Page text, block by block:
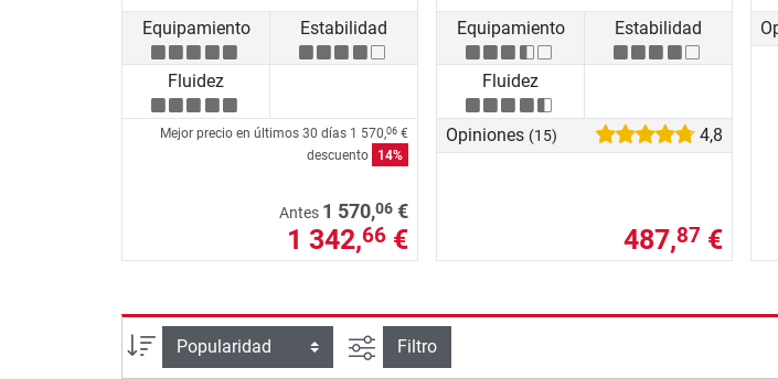
Equipamiento Estabilidad
Fluidez
Mejor precio en últimos 30 días 1 570,06 €
descuento
14%
Antes 1 570,06 €
1 342,66 €
Equipamiento Estabilidad
Fluidez
Opiniones (15) 4,8
487,87 €
Ordenar por Busqueda avanzada
Filtro